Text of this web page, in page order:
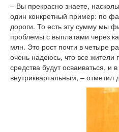
– Вы прекрасно знаете,
один конкретный пример: по
дороги. То есть эту сумму мы
проблемы с выплатами через
млн. Это рост почти в четыре
очень надеюсь, что все жители
средства будут осваиваться,
внутриквартальным, – отметил